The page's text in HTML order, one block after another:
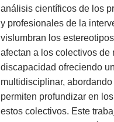
análisis científicos de los
y profesionales de la
vislumbran los
afectan a los colectivos de
discapacidad ofreciendo
multidisciplinar,
permiten profundizar en
estos colectivos. Este